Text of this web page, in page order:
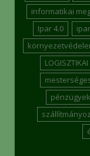
informatikai
Ipar 4.0
pénzügyek